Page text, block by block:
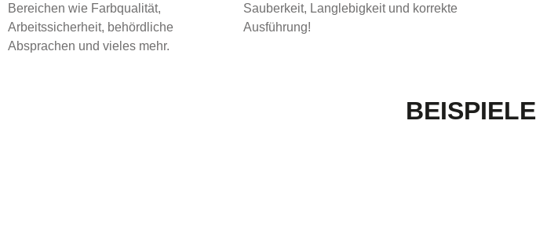
Bereichen wie Farbqualität,
Arbeitssicherheit, behördliche
Absprachen und vieles mehr.
Sauberkeit, Langlebigkeit und korrekte
Ausführung!
BEISPIELE